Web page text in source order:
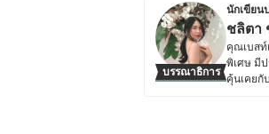
รวมทั้งมี
เตอร์ที่จ
ตรวจรั
ทั้งยังให้
จะมาพ
ผลิตภัณ
บรรณาธิการ
นักเขียน
ชลิตา
คุณเบสท์
พิเศษ มี
คุ้นเคยกั